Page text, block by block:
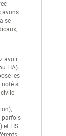
avons
se
avoir
LIA).
les
noté si
parfois
et LIS